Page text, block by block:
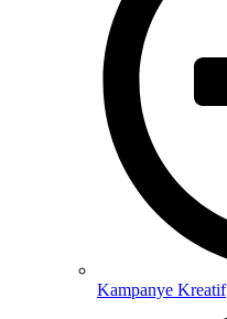
Kampanye Kreatif